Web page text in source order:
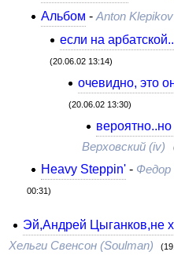
Альбом -Anton
если на
(20.06.02 13:14)
очевидно, это
(20.06.02 13:30)
Верховский (iv)
Heavy Steppin' - Федор
00:31)
Эй,Андрей Цыганков,не
Хельги Свенсон (Soulman)